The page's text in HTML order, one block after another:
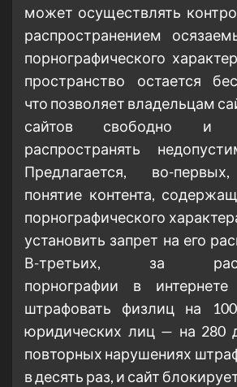
может осуществлять
распространением
порнографического
пространство остается
что позволяет владельцам
сайтов свободно и
распространять
Предлагается, во-
понятие контента,
порнографического
установить запрет на его
В-третьих, за
порнографии в интернете
штрафовать физлиц на
юридических лиц — на 280
повторных нарушениях
в десять раз, и сайт